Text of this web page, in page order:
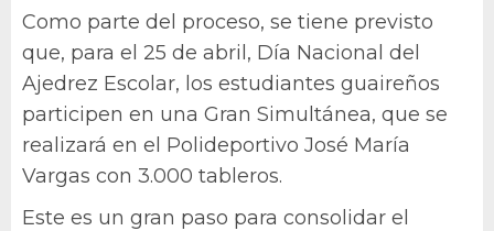
Como parte del proceso, se tiene previsto
que, para el 25 de abril, Día Nacional del
Ajedrez Escolar, los estudiantes guaireños
participen en una Gran Simultánea, que se
realizará en el Polideportivo José María
Vargas con 3.000 tableros.
Este es un gran paso para consolidar el